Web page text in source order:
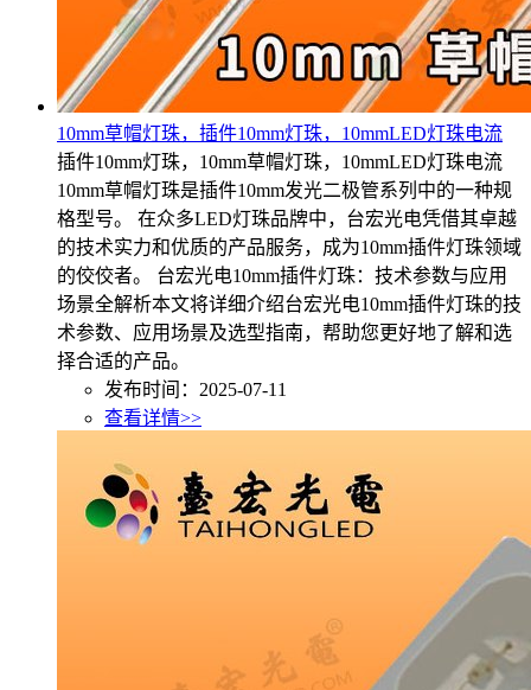
10mm草帽灯珠，插件10mm灯珠，10mmLED灯珠电流
插件10mm灯珠，10mm草帽灯珠，10mmLED灯珠电流
10mm草帽灯珠是插件10mm发光二极管系列中的一种规
格型号。 在众多LED灯珠品牌中，台宏光电凭借其卓越
的技术实力和优质的产品服务，成为10mm插件灯珠领域
的佼佼者。 台宏光电10mm插件灯珠：技术参数与应用
场景全解析本文将详细介绍台宏光电10mm插件灯珠的技
术参数、应用场景及选型指南，帮助您更好地了解和选
择合适的产品。
发布时间：2025-07-11
查看详情>>